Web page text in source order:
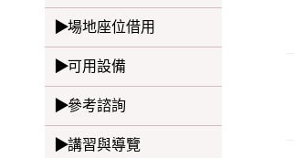
場地座位借用
可用設備
參考諮詢
講習與導覽